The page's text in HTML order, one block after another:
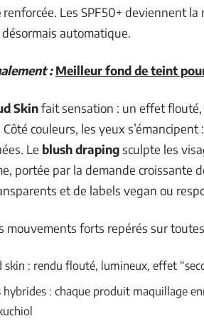
renforcée. Les SPF50+ deviennent
automatique.
: Meilleur fond de teint
Skinfait sensation : un effet
couleurs, les yeux
Le blush drapingsculpte les
portée par la demande croissante
et de labels vegan ou
mouvements forts repérés sur
skin : rendu flouté, lumineux, effet
hybrides : chaque produit maquillage